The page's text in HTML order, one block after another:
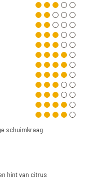
schuimkraag
hint van citrus